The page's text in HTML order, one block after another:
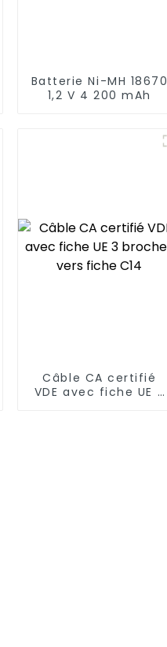
Batterie Ni-MH 18670
1,2 V 4 200 mAh
Câble CA certifié
VDE avec fiche UE 3